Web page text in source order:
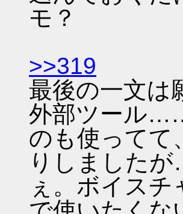
モ？
>>319
最後の一文は
外部ツール
のも使ってて
りしました
ぇ。ボイス